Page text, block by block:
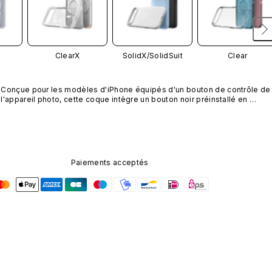
ClearX SolidX/SolidSuit Clear
Conçue pour les modèles d'iPhone équipés d'un bouton de contrôle de
l'appareil photo, cette coque intègre un bouton noir préinstallé en
Paiements acceptés